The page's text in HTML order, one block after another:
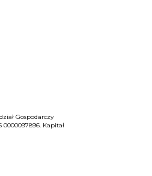
Gospodarczy
0000097896. Kapitał